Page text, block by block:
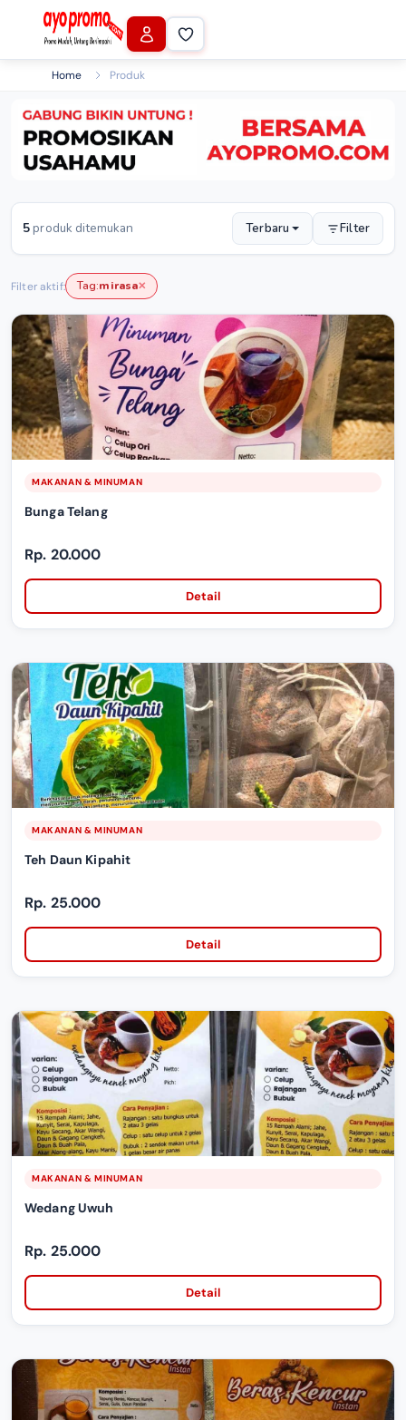
Home Produk
5 produk ditemukan Terbaru Filter
Filter aktif: Tag:mirasa✕
MAKANAN & MINUMAN
Bunga Telang
Rp. 20.000
Detail
MAKANAN & MINUMAN
Teh Daun Kipahit
Rp. 25.000
Detail
MAKANAN & MINUMAN
Wedang Uwuh
Rp. 25.000
Detail